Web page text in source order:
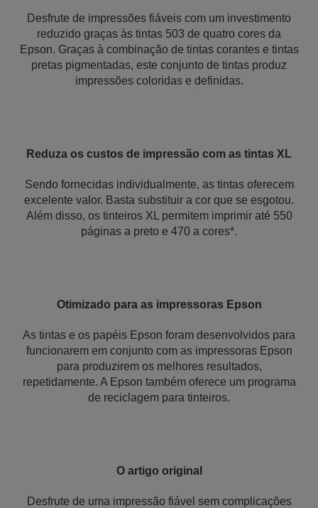
Desfrute de impressões fiáveis com um investimento
reduzido graças às tintas 503 de quatro cores da
Epson. Graças à combinação de tintas corantes e tintas
pretas pigmentadas, este conjunto de tintas produz
impressões coloridas e definidas.
Reduza os custos de impressão com as tintas XL
Sendo fornecidas individualmente, as tintas oferecem
excelente valor. Basta substituir a cor que se esgotou.
Além disso, os tinteiros XL permitem imprimir até 550
páginas a preto e 470 a cores*.
Otimizado para as impressoras Epson
As tintas e os papéis Epson foram desenvolvidos para
funcionarem em conjunto com as impressoras Epson
para produzirem os melhores resultados,
repetidamente. A Epson também oferece um programa
de reciclagem para tinteiros.
O artigo original
Desfrute de uma impressão fiável sem complicações